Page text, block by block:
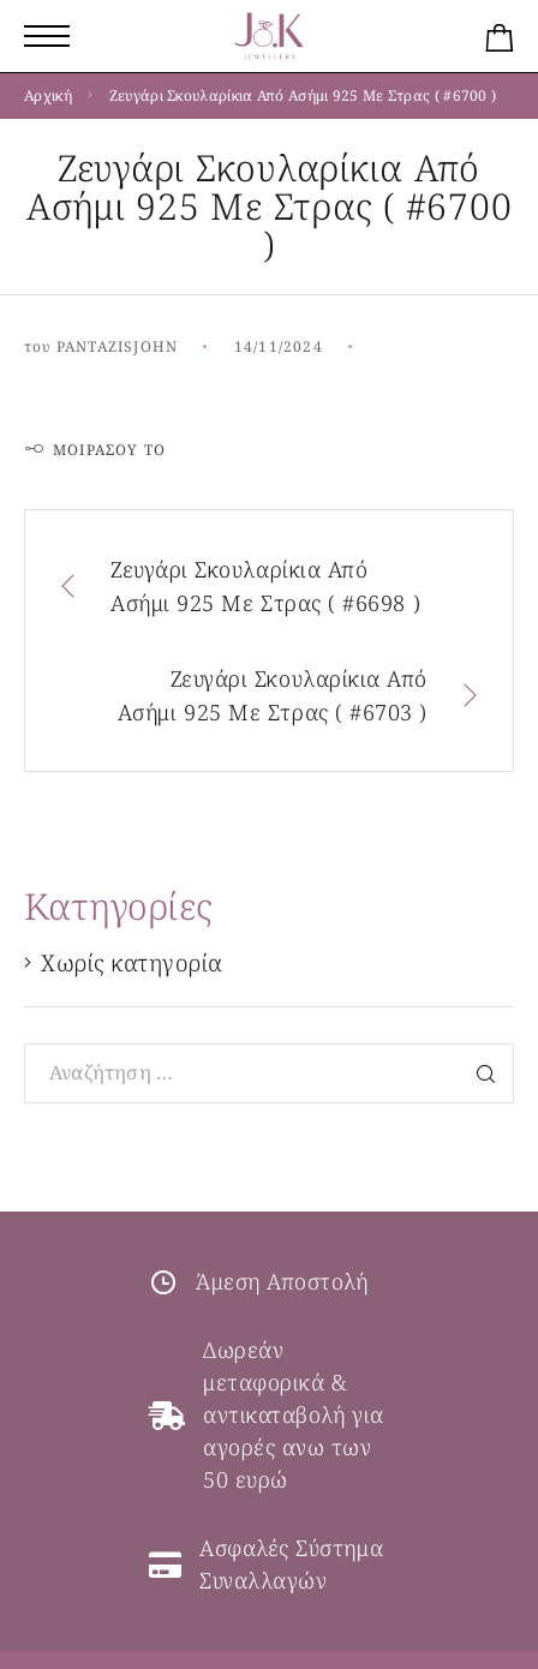
Αρχική Ζευγάρι Σκουλαρίκια Από Ασήμι 925 Με Στρας ( #6700 )
Ζευγάρι Σκουλαρίκια Από
Ασήμι 925 Με Στρας ( #6700
)
του PANTAZISJOHN 14/11/2024
ΜΟΙΡΆΣΟΥ ΤΟ
Ζευγάρι Σκουλαρίκια Από
Ασήμι 925 Με Στρας ( #6698 )
Ζευγάρι Σκουλαρίκια Από
Ασήμι 925 Με Στρας ( #6703 )
Kατηγορίες
Χωρίς κατηγορία
Άμεση Αποστολή
Δωρεάν
μεταφορικά &
αντικαταβολή για
αγορές ανω των
50 ευρώ
Ασφαλές Σύστημα
Συναλλαγών